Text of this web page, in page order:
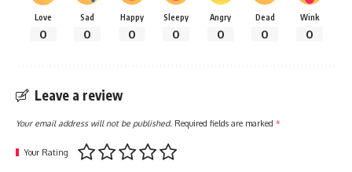
Love
0
Sad
0
Happy
0
Sleepy
0
Angry
0
Dead
0
Wink
0
Leave a review
Your email address will not be published. Required fields are marked *
Your Rating